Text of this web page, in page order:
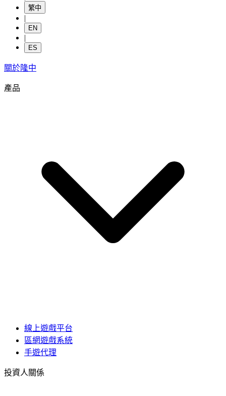
繁中
|
EN
|
ES
關於隆中
產品
線上遊戲平台
區網遊戲系統
手遊代理
投資人關係